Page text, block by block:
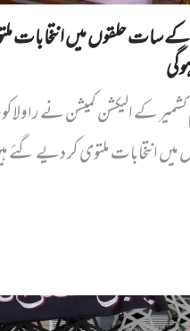
سات حلقوں میں انتخابات
کے الیکشن کمیشن نے
انتخابات ملتوی کر دیے گئے